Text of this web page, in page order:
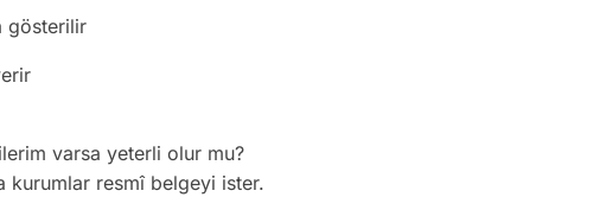
gösterilir
varsa yeterli olur mu?
resmî belgeyi ister.